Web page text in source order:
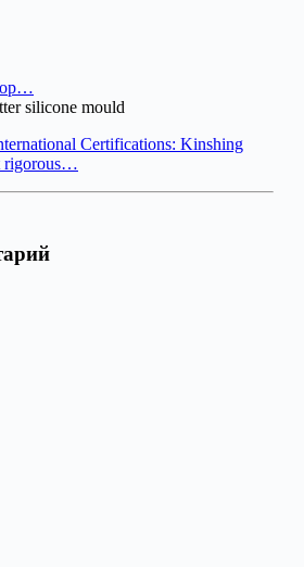
silicone mould
Certifications: Kinshing
rigorous…